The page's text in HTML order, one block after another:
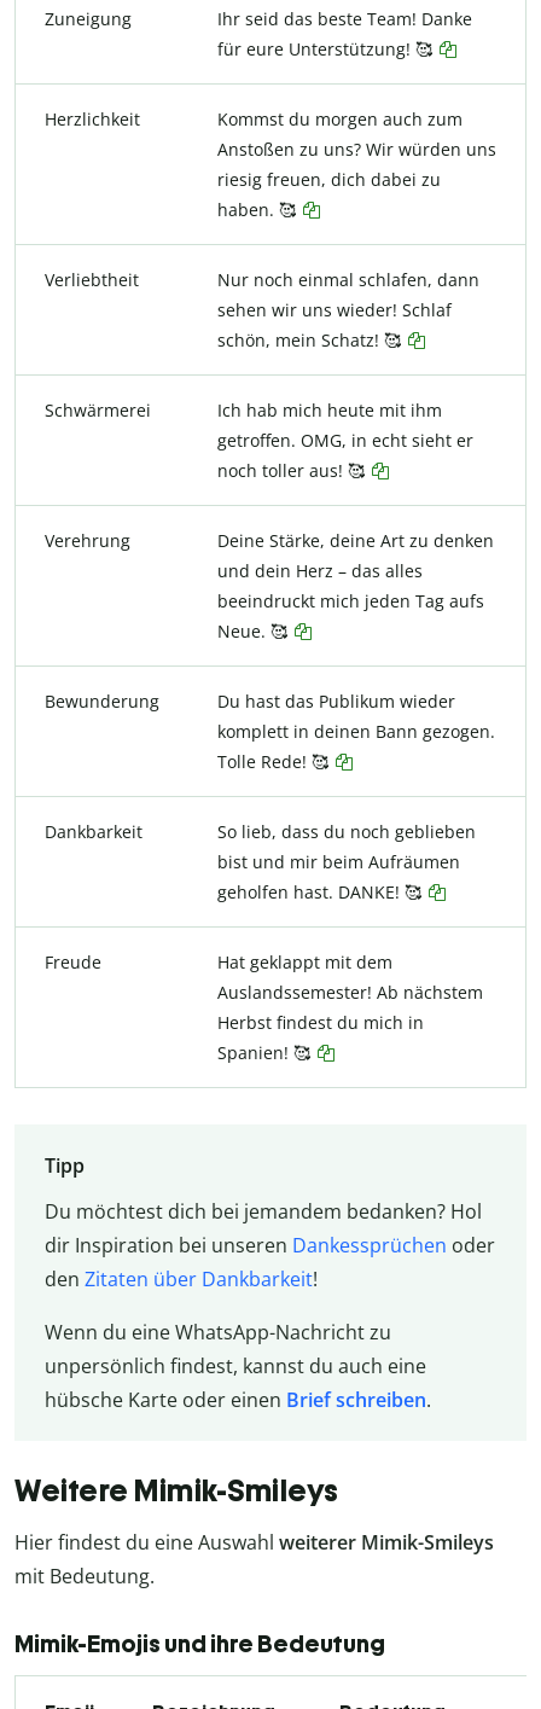
Zuneigung
Ihr seid das beste Team! Danke
für eure Unterstützung! 🥰
Herzlichkeit
Kommst du morgen auch zum
Anstoßen zu uns? Wir würden uns
riesig freuen, dich dabei zu
haben. 🥰
Verliebtheit
Nur noch einmal schlafen, dann
sehen wir uns wieder! Schlaf
schön, mein Schatz! 🥰
Schwärmerei
Ich hab mich heute mit ihm
getroffen. OMG, in echt sieht er
noch toller aus! 🥰
Verehrung
Deine Stärke, deine Art zu denken
und dein Herz – das alles
beeindruckt mich jeden Tag aufs
Neue. 🥰
Bewunderung
Du hast das Publikum wieder
komplett in deinen Bann gezogen.
Tolle Rede! 🥰
Dankbarkeit
So lieb, dass du noch geblieben
bist und mir beim Aufräumen
geholfen hast. DANKE! 🥰
Freude
Hat geklappt mit dem
Auslandssemester! Ab nächstem
Herbst findest du mich in
Spanien! 🥰
Tipp
Du möchtest dich bei jemandem bedanken? Hol
dir Inspiration bei unseren Dankessprüchen oder
den Zitaten über Dankbarkeit!
Wenn du eine WhatsApp-Nachricht zu
unpersönlich findest, kannst du auch eine
hübsche Karte oder einen Brief schreiben.
Weitere Mimik-Smileys
Hier findest du eine Auswahl weiterer Mimik-Smileys
mit Bedeutung.
Mimik-Emojis und ihre Bedeutung